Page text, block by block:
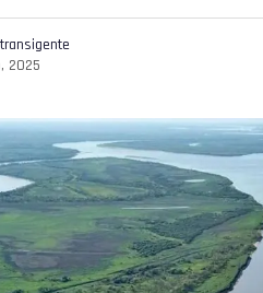
2025